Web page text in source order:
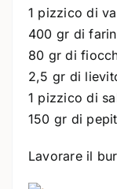
1 pizzico di
400 gr di
80 gr di
2,5 gr di
1 pizzico di
150 gr di
Lavorare il